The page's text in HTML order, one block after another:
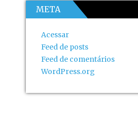
META
Acessar
Feed de posts
Feed de comentários
WordPress.org